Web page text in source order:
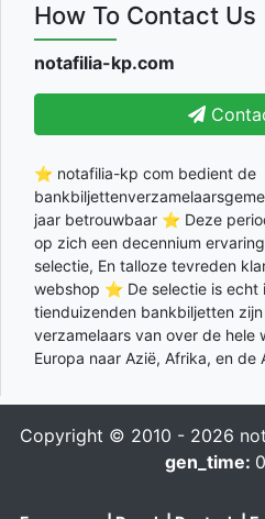
How To Contact Us
notafilia-kp.com
⭐ notafilia-kp com bedient de
jaar betrouwbaar ⭐ Deze
op zich een decennium
selectie, En talloze tevreden
webshop ⭐ De selectie is echt
tienduizenden bankbiljetten
verzamelaars van over de hele
Europa naar Azië, Afrika, en de
Copyright © 2010 - 2026
gen_time: